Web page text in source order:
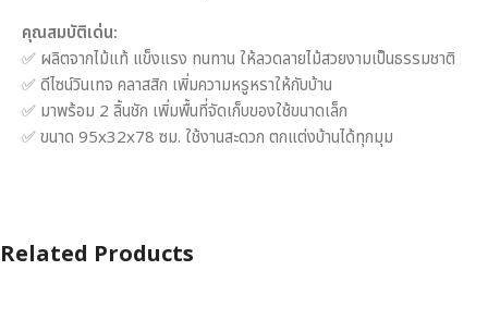
คุณสมบัติเด่น:
✅ ผลิตจากไม้แท้ แข็งแรง ทนทาน ให้ลวดลายไม้สวยงามเป็นธรรมชาติ
✅ ดีไซน์วินเทจ คลาสสิก เพิ่มความหรูหราให้กับบ้าน
✅ มาพร้อม 2 ลิ้นชัก เพิ่มพื้นที่จัดเก็บของใช้ขนาดเล็ก
✅ ขนาด 95x32x78 ซม. ใช้งานสะดวก ตกแต่งบ้านได้ทุกมุม
Related Products